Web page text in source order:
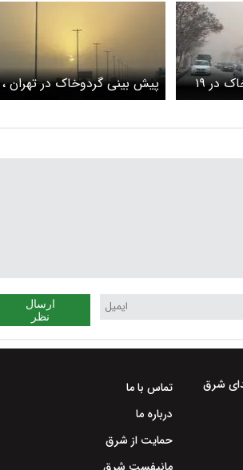
رگبار و طوفان گردوخاک در ۱۹
وزش
پیش بینی گردوخاک در تهران ،
شرق و‌ جنوب شرق کشور
ارسال
نظر
شرق
تماس با ما
درباره ما
حمایت از شرق